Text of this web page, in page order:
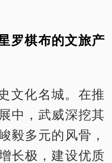
罗棋布的文旅产
文化名城。在推
中，武威深挖其
毅多元的风骨，
长极，建设优质